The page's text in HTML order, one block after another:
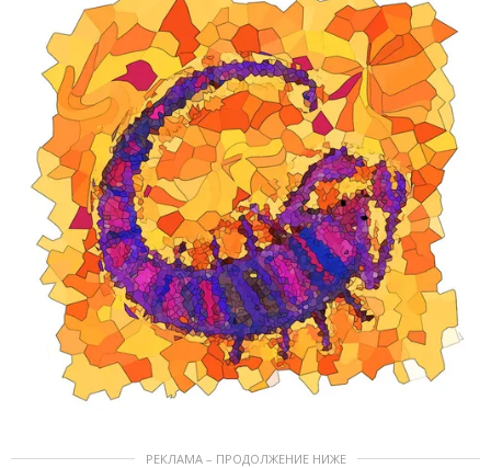
РЕКЛАМА – ПРОДОЛЖЕНИЕ НИЖЕ